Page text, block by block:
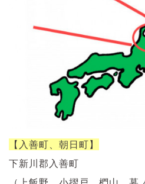
【入善町、朝日町】
下新川郡入善町